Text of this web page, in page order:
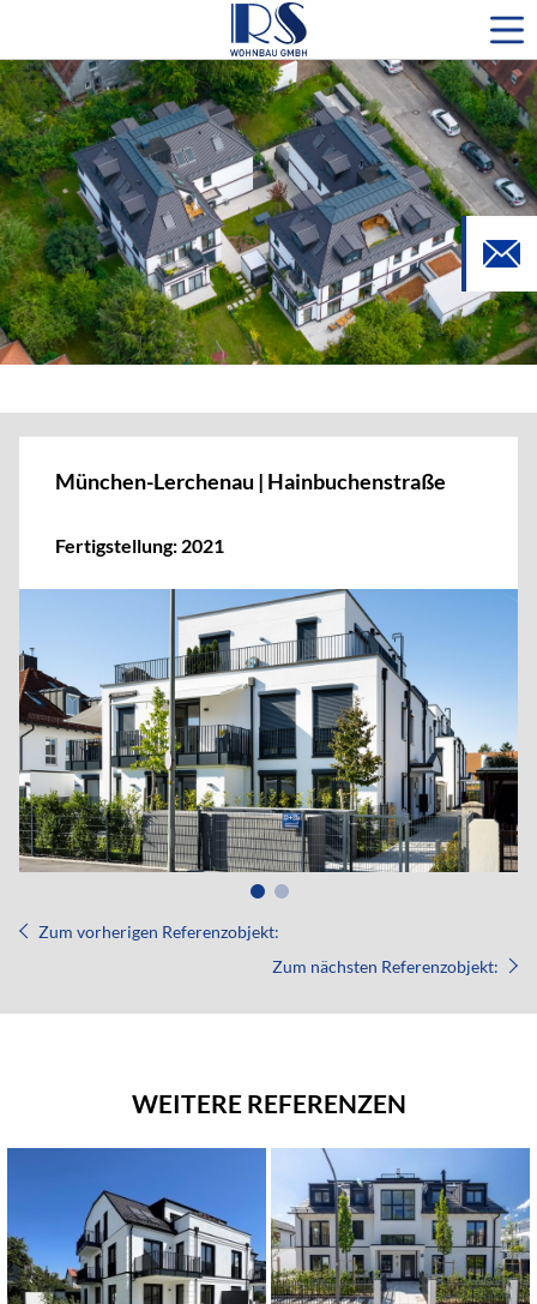
München-Lerchenau | Hainbuchenstraße
Fertigstellung: 2021
Zum vorherigen Referenzobjekt:
Zum nächsten Referenzobjekt:
WEITERE REFERENZEN